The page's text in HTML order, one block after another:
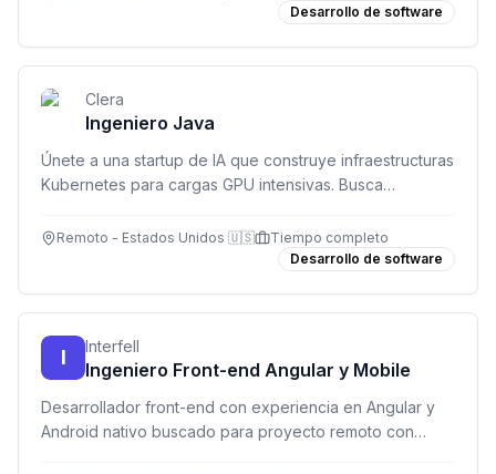
Desarrollo de software
Clera
Ingeniero Java
Únete a una startup de IA que construye infraestructuras
Kubernetes para cargas GPU intensivas. Busca
backend robustos.
Remoto - Estados Unidos 🇺🇸
Tiempo completo
Desarrollo de software
I Interfell
Ingeniero Front-end Angular y Mobile
Desarrollador front-end con experiencia en Angular y
Android nativo buscado para proyecto remoto con